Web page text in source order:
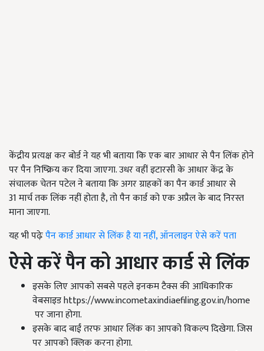
केंद्रीय प्रत्यक्ष कर बोर्ड ने यह भी बताया कि एक बार आधार से पैन लिंक होने
पर पैन निष्क्रिय कर दिया जाएगा. उधर वहीं इटारसी के आधार केंद्र के
संचालक चेतन पटेल ने बताया कि अगर ग्राहकों का पैन कार्ड आधार से
31 मार्च तक लिंक नहीं होता है, तो पैन कार्ड को एक अप्रैल के बाद निरस्त
माना जाएगा.
यह भी पढ़ेःपैन कार्ड आधार से लिंक है या नहीं, ऑनलाइन ऐसे करें पता
ऐसे करें पैन को आधार कार्ड से लिंक
इसके लिए आपको सबसे पहले इनकम टैक्स की आधिकारिक
वेबसाइड https://www.incometaxindiaefiling.gov.in/home
पर जाना होगा.
इसके बाद बाईं तरफ आधार लिंक का आपको विकल्प दिखेगा. जिस
पर आपको क्लिक करना होगा.